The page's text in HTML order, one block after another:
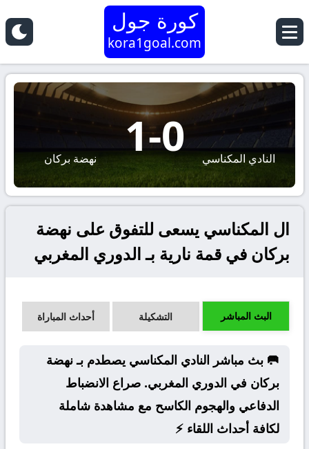
كورة جول
kora1goal.com
النادي المكناسي 0
-
1 نهضة بركان
ال المكناسي يسعى للتفوق على نهضة
بركان في قمة نارية بـ الدوري المغربي
البث المباشر التشكيلة أحداث المباراة
🥅 بث مباشر النادي المكناسي يصطدم بـ نهضة
بركان في الدوري المغربي. صراع الانضباط
الدفاعي والهجوم الكاسح مع مشاهدة شاملة
لكافة أحداث اللقاء ⚡